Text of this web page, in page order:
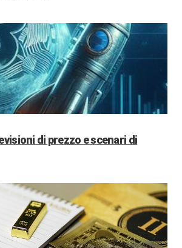
di prezzo e scenari di